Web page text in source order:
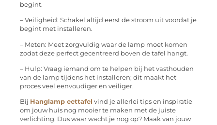
begint.
– Veiligheid: Schakel altijd eerst de stroom uit voordat je
begint met installeren.
– Meten: Meet zorgvuldig waar de lamp moet komen
zodat deze perfect gecentreerd boven de tafel hangt.
– Hulp: Vraag iemand om te helpen bij het vasthouden
van de lamp tijdens het installeren; dit maakt het
proces veel eenvoudiger en veiliger.
Bij Hanglamp eettafel vind je allerlei tips en inspiratie
om jouw huis nog mooier te maken met de juiste
verlichting. Dus waar wacht je nog op? Maak van jouw